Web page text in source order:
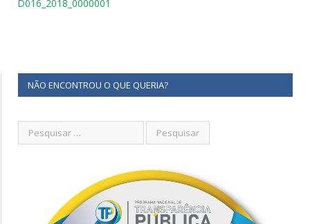
D016_2018_0000001
NÃO ENCONTROU O QUE QUERIA?